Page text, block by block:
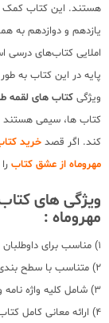
هستند. این کتاب کمک
یازدهم و دوازدهم به
املایی کتاب‌های درسی
پایه در این کتاب به
ویژگی کتاب های لقمه
کتاب ها، سیمی هستند
کند. اگر قصد خرید
مهروماه از عشق کتاب
ویژگی های
مهروماه :
1) مناسب برای داوطلبان کنکور رشته ریاضی و تجربی و انسانی
2) متناسب با سطح بندی جدید کنکور
3) شامل کلیه واژه نامه و لغت و املا و تاریخ ادبیات فارسی کنکور
4) ارائه معانی کامل کتاب‌های درسی